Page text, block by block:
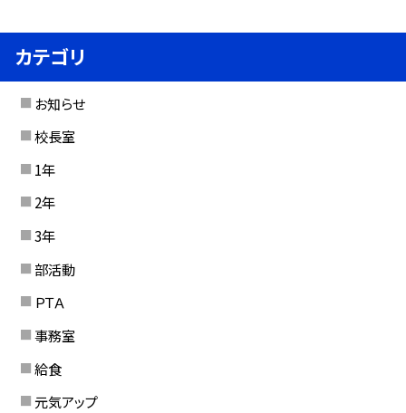
カテゴリ
お知らせ
校長室
1年
2年
3年
部活動
ＰＴＡ
事務室
給食
元気アップ